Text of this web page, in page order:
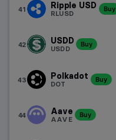
41 Ripple USD
RLUSD
Buy
42 USDD
USDD
Buy
43 Polkadot
DOT
Buy
44 Aave
AAVE
Buy